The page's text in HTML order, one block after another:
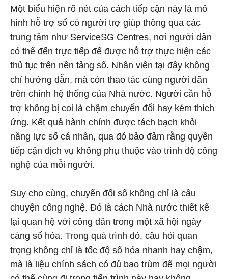
Một biểu hiện rõ nét của cách tiếp cận này là mô
hình hỗ trợ số có người trợ giúp thông qua các
trung tâm như ServiceSG Centres, nơi người dân
có thể đến trực tiếp để được hỗ trợ thực hiện các
thủ tục trên nền tảng số. Nhân viên tại đây không
chỉ hướng dẫn, mà còn thao tác cùng người dân
trên chính hệ thống của Nhà nước. Người cần hỗ
trợ không bị coi là chậm chuyển đổi hay kém thích
ứng. Kết quả hành chính được tách bạch khỏi
năng lực số cá nhân, qua đó bảo đảm rằng quyền
tiếp cận dịch vụ không phụ thuộc vào trình độ công
nghệ của mỗi người.
Suy cho cùng, chuyển đổi số không chỉ là câu
chuyện công nghệ. Đó là cách Nhà nước thiết kế
lại quan hệ với công dân trong một xã hội ngày
càng số hóa. Trong quá trình đó, câu hỏi quan
trọng không chỉ là tốc độ số hóa nhanh hay chậm,
mà là liệu chính sách có đủ bao trùm để mọi người